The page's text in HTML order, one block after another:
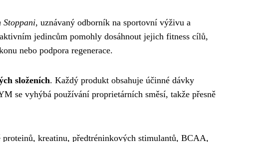
Stoppani, uznávaný odborník na sportovní výživu a
jedincům pomohly dosáhnout jejich fitness cílů,
nebo podpora regenerace.
složeních. Každý produkt obsahuje účinné dávky
se vyhýbá používání proprietárních směsí, takže přesně
kreatinu, předtréninkových stimulantů, BCAA,